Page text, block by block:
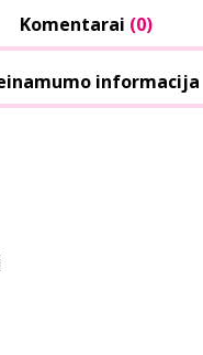
Komentarai (0)
informacija